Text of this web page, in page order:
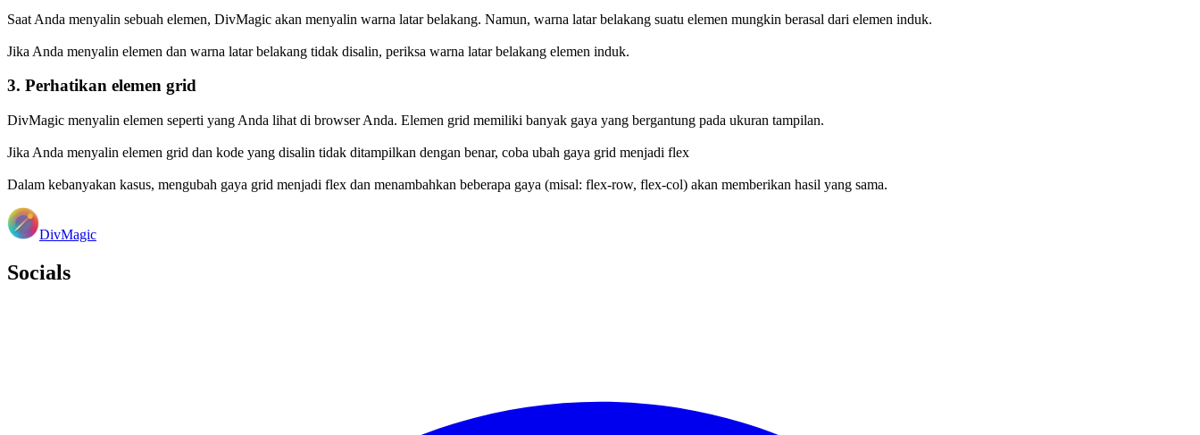
Saat Anda menyalin sebuah elemen, DivMagic akan menyalin warna latar belakang. Namun, warna latar belakang suatu elemen mungkin berasal dari elemen induk.
Jika Anda menyalin elemen dan warna latar belakang tidak disalin, periksa warna latar belakang elemen induk.
3. Perhatikan elemen grid
DivMagic menyalin elemen seperti yang Anda lihat di browser Anda. Elemen grid memiliki banyak gaya yang bergantung pada ukuran tampilan.
Jika Anda menyalin elemen grid dan kode yang disalin tidak ditampilkan dengan benar, coba ubah gaya grid menjadi flex
Dalam kebanyakan kasus, mengubah gaya grid menjadi flex dan menambahkan beberapa gaya (misal: flex-row, flex-col) akan memberikan hasil yang sama.
DivMagic
Socials